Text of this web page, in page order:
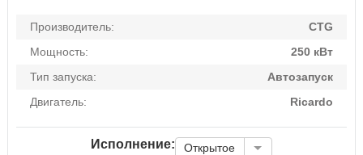
Производитель:
CTG
Мощность:
250 кВт
Тип запуска:
Автозапуск
Двигатель:
Ricardo
Исполнение: Открытое